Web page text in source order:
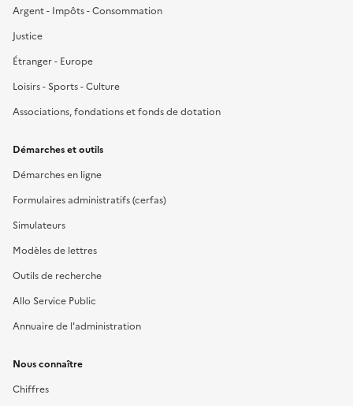
Argent - Impôts - Consommation
Justice
Étranger - Europe
Loisirs - Sports - Culture
Associations, fondations et fonds de dotation
Démarches et outils
Démarches en ligne
Formulaires administratifs (cerfas)
Simulateurs
Modèles de lettres
Outils de recherche
Allo Service Public
Annuaire de l'administration
Nous connaître
Chiffres